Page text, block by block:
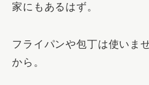
家にもあるはず。
フライパンや包丁は使いま
から。